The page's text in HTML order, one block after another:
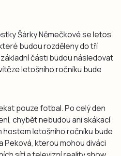
Šárky Němečkové se letos
budou rozděleny do tří
části budou následovat
letošního ročníku bude
pouze fotbal. Po celý den
chybět nebudou ani skákací
hostem letošního ročníku bude
Peková, kterou mohou diváci